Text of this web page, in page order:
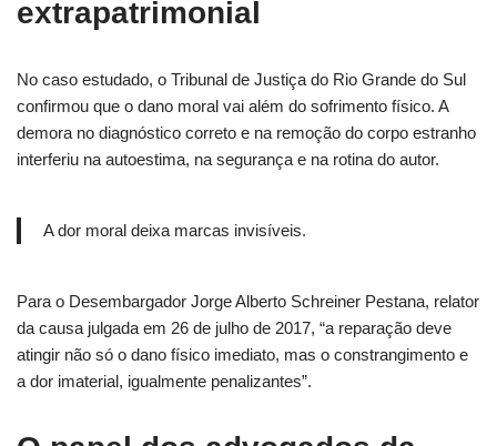
extrapatrimonial
No caso estudado, o Tribunal de Justiça do Rio Grande do Sul
confirmou que o dano moral vai além do sofrimento físico. A
demora no diagnóstico correto e na remoção do corpo estranho
interferiu na autoestima, na segurança e na rotina do autor.
A dor moral deixa marcas invisíveis.
Para o Desembargador Jorge Alberto Schreiner Pestana, relator
da causa julgada em 26 de julho de 2017, “a reparação deve
atingir não só o dano físico imediato, mas o constrangimento e
a dor imaterial, igualmente penalizantes”.